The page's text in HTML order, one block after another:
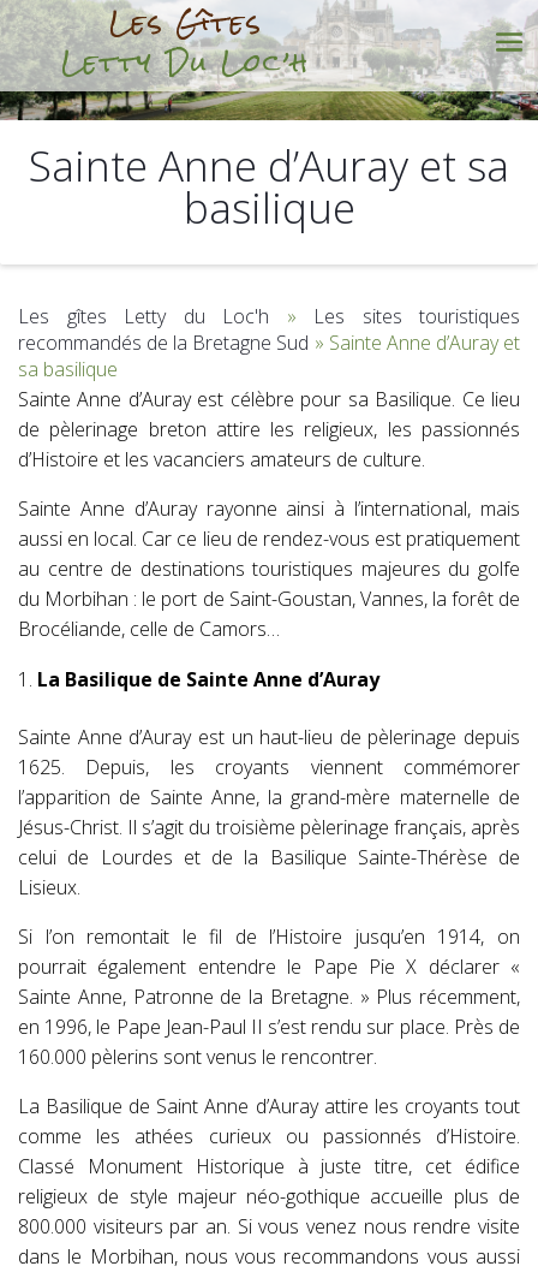
Les Gîtes
Letty Du Loc’h
Sainte Anne d’Auray et sa
basilique
Les gîtes Letty du Loc'h » Les sites touristiques
recommandés de la Bretagne Sud » Sainte Anne d’Auray et
sa basilique
Sainte Anne d’Auray est célèbre pour sa Basilique. Ce lieu
de pèlerinage breton attire les religieux, les passionnés
d’Histoire et les vacanciers amateurs de culture.
Sainte Anne d’Auray rayonne ainsi à l’international, mais
aussi en local. Car ce lieu de rendez-vous est pratiquement
au centre de destinations touristiques majeures du golfe
du Morbihan : le port de Saint-Goustan, Vannes, la forêt de
Brocéliande, celle de Camors…
La Basilique de Sainte Anne d’Auray
Sainte Anne d’Auray est un haut-lieu de pèlerinage depuis
1625. Depuis, les croyants viennent commémorer
l’apparition de Sainte Anne, la grand-mère maternelle de
Jésus-Christ. Il s’agit du troisième pèlerinage français, après
celui de Lourdes et de la Basilique Sainte-Thérèse de
Lisieux.
Si l’on remontait le fil de l’Histoire jusqu’en 1914, on
pourrait également entendre le Pape Pie X déclarer «
Sainte Anne, Patronne de la Bretagne. » Plus récemment,
en 1996, le Pape Jean-Paul II s’est rendu sur place. Près de
160.000 pèlerins sont venus le rencontrer.
La Basilique de Saint Anne d’Auray attire les croyants tout
comme les athées curieux ou passionnés d’Histoire.
Classé Monument Historique à juste titre, cet édifice
religieux de style majeur néo-gothique accueille plus de
800.000 visiteurs par an. Si vous venez nous rendre visite
dans le Morbihan, nous vous recommandons vous aussi